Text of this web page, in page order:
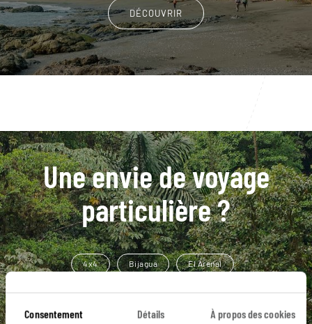
Consentement Détails À propos des cookies
DÉCOUVRIR
Une envie de voyage
particulière ?
4x4 Bijagua El Arenal
Péninsule de Nicoya Rio Celeste Alajuela
Canas Côte pacifique sud Isla Damas